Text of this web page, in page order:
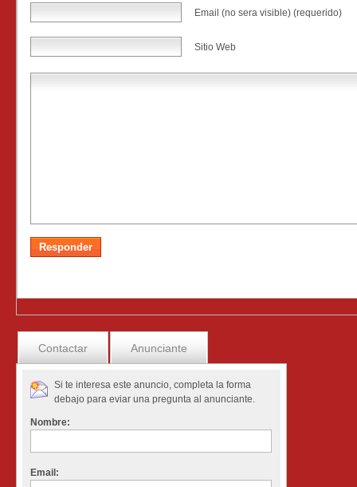
Email (no sera visible) (requerido)
Sitio Web
Contactar Anunciante
Si te interesa este anuncio, completa la forma
debajo para eviar una pregunta al anunciante.
Nombre:
Email: